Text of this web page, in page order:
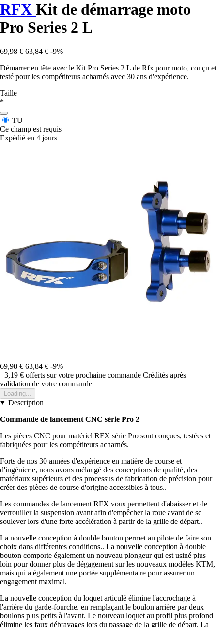
RFX Kit de démarrage moto
Pro Series 2 L
69,98 € 63,84 € -9%
Démarrer en tête avec le Kit Pro Series 2 L de Rfx pour moto, conçu et
testé pour les compétiteurs acharnés avec 30 ans d'expérience.
Taille
*
TU
Ce champ est requis
Expédié en 4 jours
69,98 € 63,84 € -9%
+3,19 € offerts sur votre prochaine commande Crédités après
validation de votre commande
Loading...
Description
Commande de lancement CNC série Pro 2
Les pièces CNC pour matériel RFX série Pro sont conçues, testées et
fabriquées pour les compétiteurs acharnés.
Forts de nos 30 années d'expérience en matière de course et
d'ingénierie, nous avons mélangé des conceptions de qualité, des
matériaux supérieurs et des processus de fabrication de précision pour
créer des pièces de course d'origine accessibles à tous..
Les commandes de lancement RFX vous permettent d'abaisser et de
verrouiller la suspension avant afin d'empêcher la roue avant de se
soulever lors d'une forte accélération à partir de la grille de départ..
La nouvelle conception à double bouton permet au pilote de faire son
choix dans différentes conditions.. La nouvelle conception à double
bouton comporte également un nouveau plongeur qui est usiné plus
loin pour donner plus de dégagement sur les nouveaux modèles KTM,
mais qui a également une portée supplémentaire pour assurer un
engagement maximal.
La nouvelle conception du loquet articulé élimine l'accrochage à
l'arrière du garde-fourche, en remplaçant le boulon arrière par deux
boulons plus petits à l'avant. Le nouveau loquet au profil plus profond
élimine les faux débrayages lors du passage de la grille de départ. La